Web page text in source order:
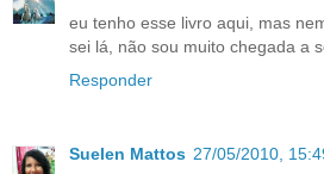
eu tenho esse livro aqui, mas
sei lá, não sou muito chegada a
Responder
Suelen Mattos 27/05/2010,